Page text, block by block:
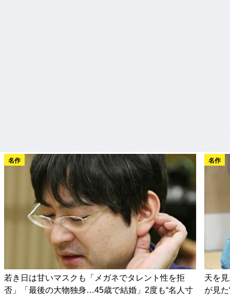
名作
若き日は甘いマスクも「メガネでタレント性を拒
否」「最後の大物独身…45歳で結婚」2度も“名人寸
名作
天を
が見